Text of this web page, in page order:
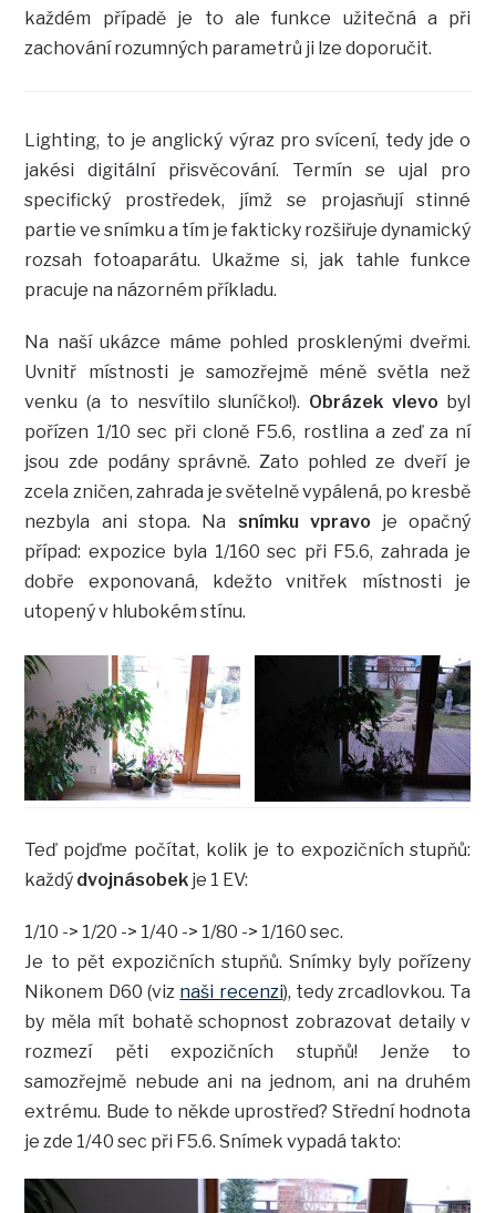
každém případě je to ale funkce užitečná a při
zachování rozumných parametrů ji lze doporučit.
Lighting, to je anglický výraz pro svícení, tedy jde o
jakési digitální přisvěcování. Termín se ujal pro
specifický prostředek, jímž se projasňují stinné
partie ve snímku a tím je fakticky rozšiřuje dynamický
rozsah fotoaparátu. Ukažme si, jak tahle funkce
pracuje na názorném příkladu.
Na naší ukázce máme pohled prosklenými dveřmi.
Uvnitř místnosti je samozřejmě méně světla než
venku (a to nesvítilo sluníčko!). Obrázek vlevo byl
pořízen 1/10 sec při cloně F5.6, rostlina a zeď za ní
jsou zde podány správně. Zato pohled ze dveří je
zcela zničen, zahrada je světelně vypálená, po kresbě
nezbyla ani stopa. Na snímku vpravo je opačný
případ: expozice byla 1/160 sec při F5.6, zahrada je
dobře exponovaná, kdežto vnitřek místnosti je
utopený v hlubokém stínu.
Teď pojďme počítat, kolik je to expozičních stupňů:
každý dvojnásobek je 1 EV:
1/10 -> 1/20 -> 1/40 -> 1/80 -> 1/160 sec.
Je to pět expozičních stupňů. Snímky byly pořízeny
Nikonem D60 (viz naši recenzi), tedy zrcadlovkou. Ta
by měla mít bohatě schopnost zobrazovat detaily v
rozmezí pěti expozičních stupňů! Jenže to
samozřejmě nebude ani na jednom, ani na druhém
extrému. Bude to někde uprostřed? Střední hodnota
je zde 1/40 sec při F5.6. Snímek vypadá takto: